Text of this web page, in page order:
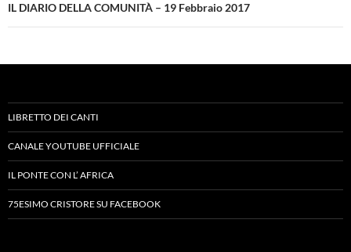
IL DIARIO DELLA COMUNITÀ – 19 Febbraio 2017
LIBRETTO DEI CANTI
CANALE YOUTUBE UFFICIALE
IL PONTE CON L’ AFRICA
75ESIMO CRISTORE SU FACEBOOK